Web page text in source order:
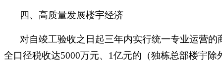
四、高质量发展楼宇经济
对自竣工验收之日起三年内实行统一专业运营
全口径税收达5000万元、1亿元的（独栋总部楼宇